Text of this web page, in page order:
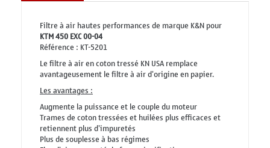
Filtre à air hautes performances de marque K&N pour
KTM 450 EXC 00-04
Référence : KT-5201
Le filtre à air en coton tressé KN USA remplace
avantageusement le filtre à air d'origine en papier.
Les avantages :
Augmente la puissance et le couple du moteur
Trames de coton tressées et huilées plus efficaces et
retiennent plus d'impuretés
Plus de souplesse à bas régimes